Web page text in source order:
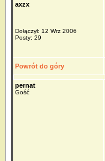
axzx
Dołączył: 12 Wrz 2006
Posty: 29
Powrót do góry
pernat
Gość